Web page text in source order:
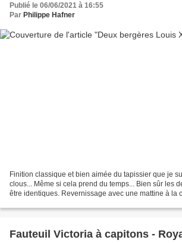
Publié le 06/06/2021 à 16:55
Par Philippe Hafner
Finition classique et bien aimée du tapissier que je
clous... Même si cela prend du temps... Bien sûr les
être identiques. Revernissage avec une mattine à la
Fauteuil Victoria à capitons -